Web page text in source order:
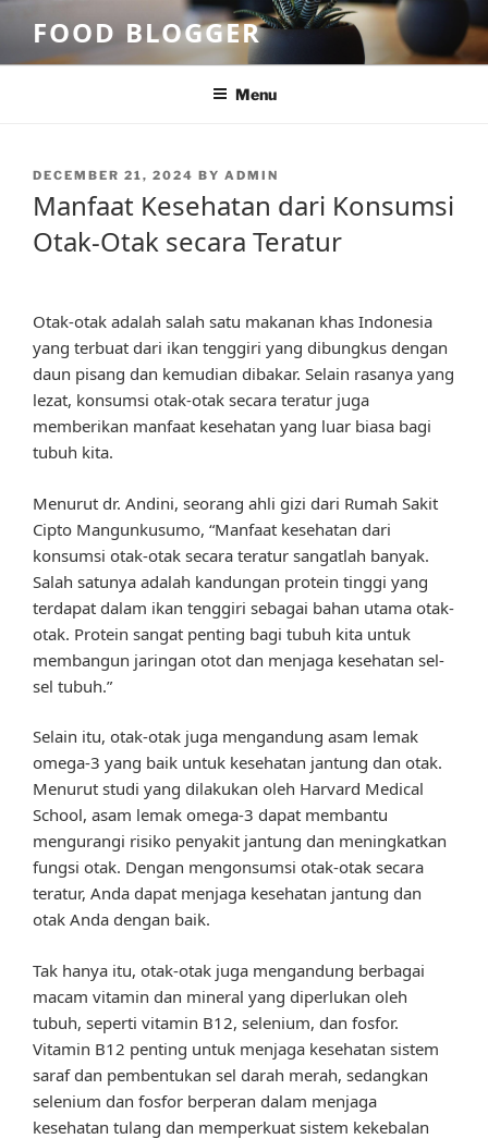
content
FOOD BLOGGER
Menu
POSTED
DECEMBER 21, 2024 BY ADMIN
Manfaat Kesehatan dari Konsumsi
Otak-Otak secara Teratur
Otak-otak adalah salah satu makanan khas Indonesia
yang terbuat dari ikan tenggiri yang dibungkus dengan
daun pisang dan kemudian dibakar. Selain rasanya yang
lezat, konsumsi otak-otak secara teratur juga
memberikan manfaat kesehatan yang luar biasa bagi
tubuh kita.
Menurut dr. Andini, seorang ahli gizi dari Rumah Sakit
Cipto Mangunkusumo, “Manfaat kesehatan dari
konsumsi otak-otak secara teratur sangatlah banyak.
Salah satunya adalah kandungan protein tinggi yang
terdapat dalam ikan tenggiri sebagai bahan utama otak-
otak. Protein sangat penting bagi tubuh kita untuk
membangun jaringan otot dan menjaga kesehatan sel-
sel tubuh.”
Selain itu, otak-otak juga mengandung asam lemak
omega-3 yang baik untuk kesehatan jantung dan otak.
Menurut studi yang dilakukan oleh Harvard Medical
School, asam lemak omega-3 dapat membantu
mengurangi risiko penyakit jantung dan meningkatkan
fungsi otak. Dengan mengonsumsi otak-otak secara
teratur, Anda dapat menjaga kesehatan jantung dan
otak Anda dengan baik.
Tak hanya itu, otak-otak juga mengandung berbagai
macam vitamin dan mineral yang diperlukan oleh
tubuh, seperti vitamin B12, selenium, dan fosfor.
Vitamin B12 penting untuk menjaga kesehatan sistem
saraf dan pembentukan sel darah merah, sedangkan
selenium dan fosfor berperan dalam menjaga
kesehatan tulang dan memperkuat sistem kekebalan